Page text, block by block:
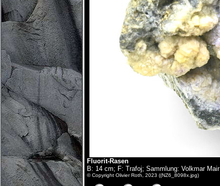
Fluorit-Rasen
B: 14 cm; F: Trafoj; Sammlung: Volkmar Mair
© Copyright Olivier Roth, 2023 ((NZ6_8098x.jpg)